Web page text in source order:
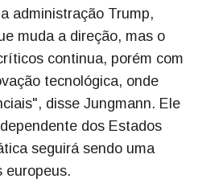
administração Trump,
muda a direção, mas o
continua, porém com
tecnológica, onde
disse Jungmann. Ele
dos Estados
seguirá sendo uma
europeus.